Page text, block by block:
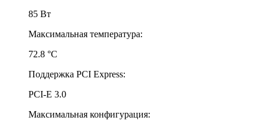
85 Вт
Максимальная температура:
72.8 °С
Поддержка PCI Express:
PCI-E 3.0
Максимальная конфигурация: